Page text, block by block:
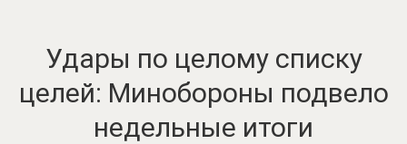
Удары по целому списку
целей: Минобороны подвело
недельные итоги